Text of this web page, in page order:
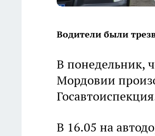
Водители были
В понедельник,
Мордовии
В 16.05 на